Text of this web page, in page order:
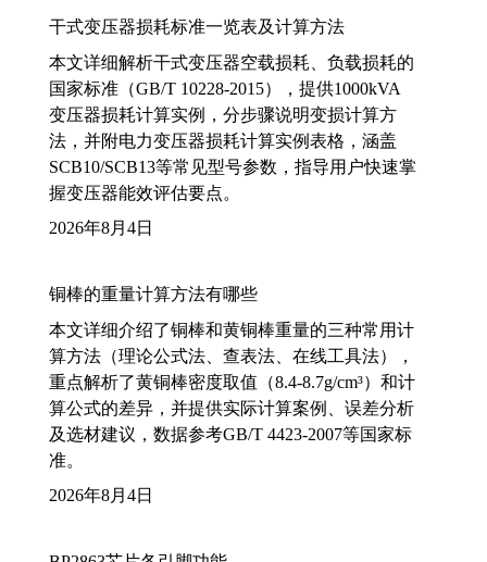
干式变压器损耗标准一览表及计算方法
本文详细解析干式变压器空载损耗、负载损耗的
国家标准（GB/T 10228-2015），提供1000kVA
变压器损耗计算实例，分步骤说明变损计算方
法，并附电力变压器损耗计算实例表格，涵盖
SCB10/SCB13等常见型号参数，指导用户快速掌
握变压器能效评估要点。
2026年8月4日
铜棒的重量计算方法有哪些
本文详细介绍了铜棒和黄铜棒重量的三种常用计
算方法（理论公式法、查表法、在线工具法），
重点解析了黄铜棒密度取值（8.4-8.7g/cm³）和计
算公式的差异，并提供实际计算案例、误差分析
及选材建议，数据参考GB/T 4423-2007等国家标
准。
2026年8月4日